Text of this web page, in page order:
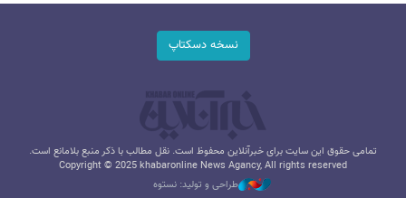
نسخه دسکتاپ
تمامی حقوق این سایت برای خبرآنلاین محفوظ است. نقل مطالب با ذکر منبع بلامانع است.
Copyright © 2025 khabaronline News Agancy, All rights reserved
طراحی و تولید: نستوه